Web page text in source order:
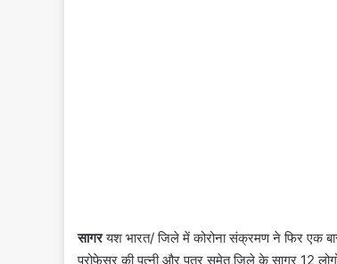
सागरयश भारत/ जिले में कोरोना संक्रमण ने फिर एक बार
प्रोफेसर की पत्नी और पुत्र समेत जिले के सागर 12 लोगों